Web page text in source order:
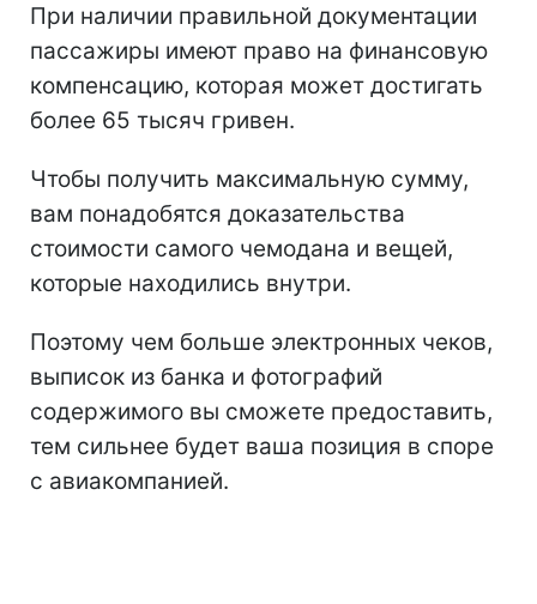
При наличии правильной документации
пассажиры имеют право на финансовую
компенсацию, которая может достигать
более 65 тысяч гривен.
Чтобы получить максимальную сумму,
вам понадобятся доказательства
стоимости самого чемодана и вещей,
которые находились внутри.
Поэтому чем больше электронных чеков,
выписок из банка и фотографий
содержимого вы сможете предоставить,
тем сильнее будет ваша позиция в споре
с авиакомпанией.